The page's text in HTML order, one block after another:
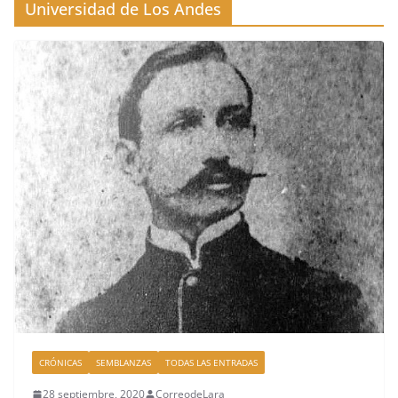
Universidad de Los Andes
CRÓNICAS SEMBLANZAS TODAS LAS ENTRADAS
28 septiembre, 2020 CorreodeLara